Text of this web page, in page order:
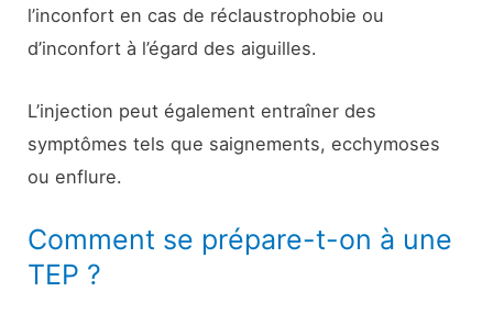
l’inconfort en cas de réclaustrophobie ou
d’inconfort à l’égard des aiguilles.
L’injection peut également entraîner des
symptômes tels que saignements, ecchymoses
ou enflure.
Comment se prépare-t-on à une
TEP ?